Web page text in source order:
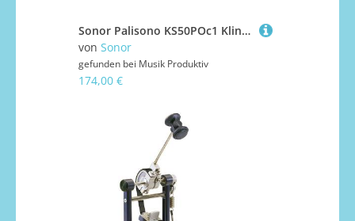
Sonor Palisono KS50POc1 Klingende Stäbe
von Sonor
gefunden bei Musik Produktiv
174,00 €